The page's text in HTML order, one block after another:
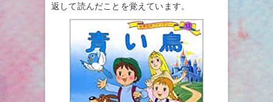
返して読んだことを覚えています。